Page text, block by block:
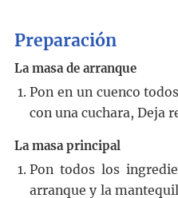
Preparación
La masa de arranque
Pon en un cuenco
con una cuchara, Deja
La masa principal
Pon todos los
arranque y la